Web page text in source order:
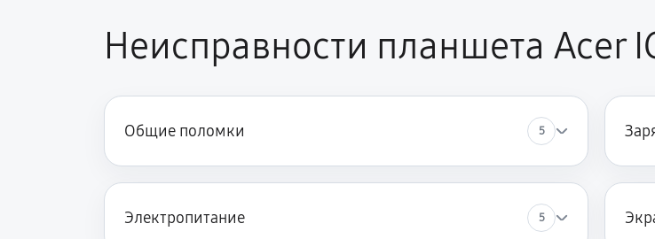
Неисправности планшета Acer
Общие поломки 5
Электропитание 5